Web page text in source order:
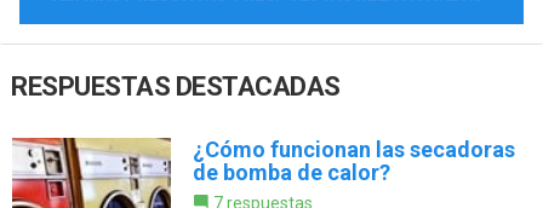
RESPUESTAS DESTACADAS
¿Cómo funcionan las secadoras
de bomba de calor?
7 respuestas